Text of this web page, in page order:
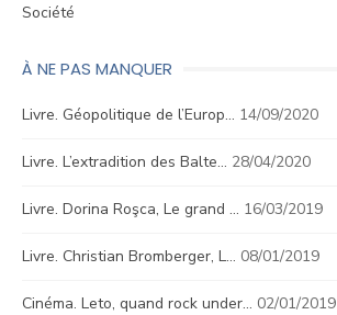
Société
À NE PAS MANQUER
Livre. Géopolitique de l’Europ… 14/09/2020
Livre. L’extradition des Balte… 28/04/2020
Livre. Dorina Roşca, Le grand … 16/03/2019
Livre. Christian Bromberger, L… 08/01/2019
Cinéma. Leto, quand rock under… 02/01/2019